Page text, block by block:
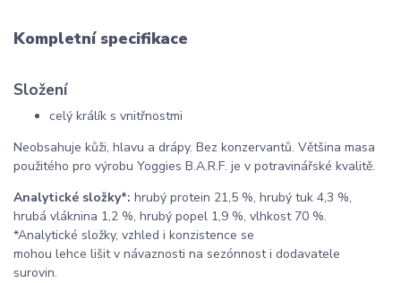
Kompletní specifikace
Složení
celý králík s vnitřnostmi
Neobsahuje kůži, hlavu a drápy. Bez konzervantů. Většina masa
použitého pro výrobu Yoggies B.A.R.F. je v potravinářské kvalitě.
Analytické složky*: hrubý protein 21,5 %, hrubý tuk 4,3 %,
hrubá vláknina 1,2 %, hrubý popel 1,9 %, vlhkost 70 %.
*Analytické složky, vzhled i konzistence se
mohou lehce lišit v návaznosti na sezónnost i dodavatele
surovin.